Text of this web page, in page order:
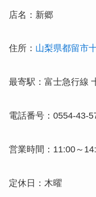
店名：新郷
住所： 山梨県都留市
最寄駅：富士急行線
電話番号：0554-43-
営業時間：11:00～
定休日：木曜